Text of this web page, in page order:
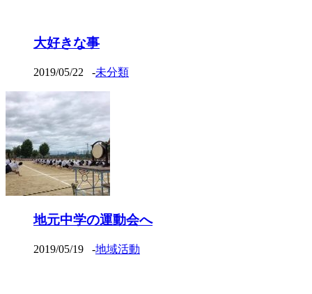
大好きな事
2019/05/22 -未分類
地元中学の運動会へ
2019/05/19 -地域活動